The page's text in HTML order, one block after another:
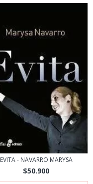
EVITA - NAVARRO MARYSA
$50.900